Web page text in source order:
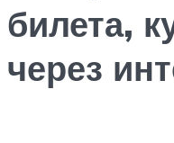
билета,
через